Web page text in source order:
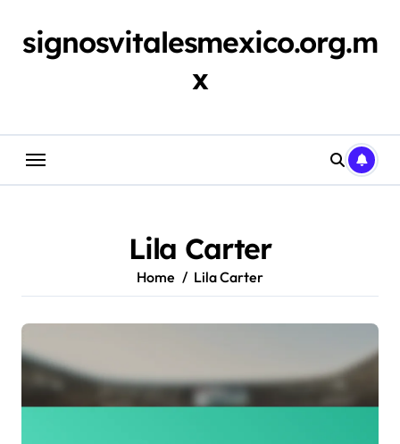
contentsignosvitalesmexico.org.m
x
Lila Carter
Home Lila Carter